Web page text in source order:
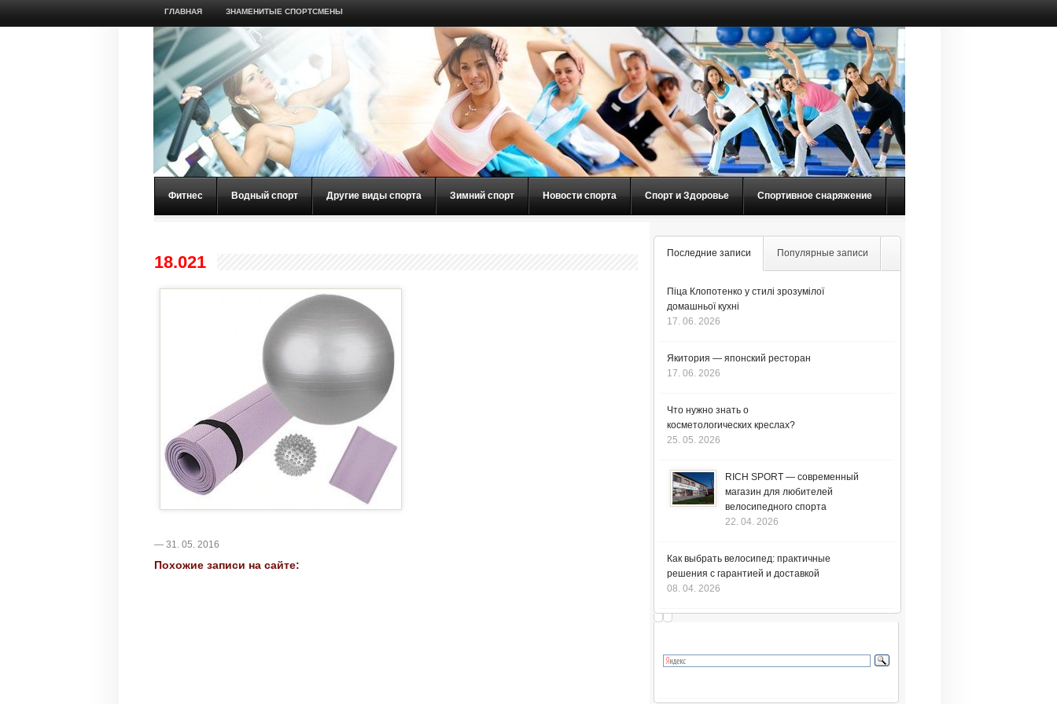
ГЛАВНАЯ ЗНАМЕНИТЫЕ СПОРТСМЕНЫ
Фитнес Водный спорт Другие виды спорта Зимний спорт Новости спорта Спорт и Здоровье Спортивное снаряжение
18.021
— 31. 05. 2016
Похожие записи на сайте:
Последние записи Популярные записи
Піца Клопотенко у стилі зрозумілої
домашньої кухні
17. 06. 2026
Якитория — японский ресторан
17. 06. 2026
Что нужно знать о
косметологических креслах?
25. 05. 2026
RICH SPORT — современный
магазин для любителей
велосипедного спорта
22. 04. 2026
Как выбрать велосипед: практичные
решения с гарантией и доставкой
08. 04. 2026